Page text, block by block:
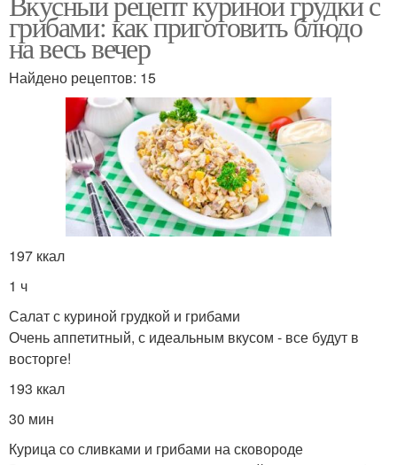
грибами: как приготовить блюдо
на весь вечер
Найдено рецептов: 15
197 ккал
1 ч
Салат с куриной грудкой и грибами
Очень аппетитный, с идеальным вкусом - все будут в
восторге!
193 ккал
30 мин
Курица со сливками и грибами на сковороде